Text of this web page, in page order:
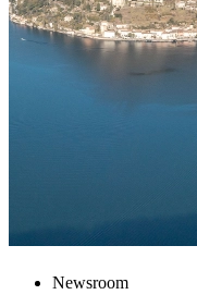
Newsroom